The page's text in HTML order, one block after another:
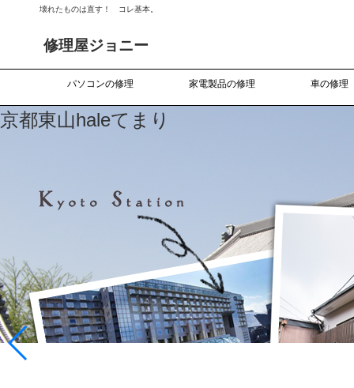
壊れたものは直す！ コレ基本。
修理屋ジョニー
パソコンの修理 家電製品の修理 車の修理
京都東山haleてまり